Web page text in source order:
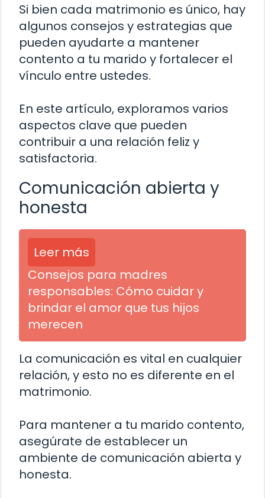
Si bien cada matrimonio es único, hay
algunos consejos y estrategias que
pueden ayudarte a mantener
contento a tu marido y fortalecer el
vínculo entre ustedes.
En este artículo, exploramos varios
aspectos clave que pueden
contribuir a una relación feliz y
satisfactoria.
Comunicación abierta y
honesta
Leer más
Consejos para madres
responsables: Cómo cuidar y
brindar el amor que tus hijos
merecen
La comunicación es vital en cualquier
relación, y esto no es diferente en el
matrimonio.
Para mantener a tu marido contento,
asegúrate de establecer un
ambiente de comunicación abierta y
honesta.